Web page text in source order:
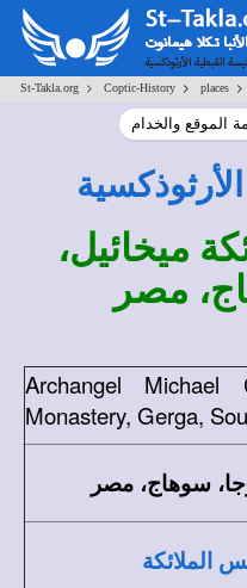
St-Takla.org > Coptic-History > places >
الموقع والخدام
الأرثوذكسية
ميخائيل،
مصر
Archangel Michael
Monastery, Gerga,
سوهاج، مصر
الملائكة